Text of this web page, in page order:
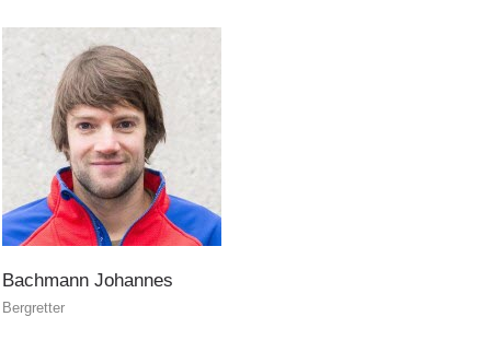
Kontakt
NEWS
Bachmann Johannes
Bergretter